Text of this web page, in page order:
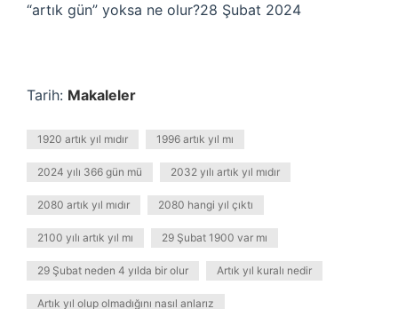
“artık gün” yoksa ne olur?28 Şubat 2024
Tarih: Makaleler
1920 artık yıl mıdır 1996 artık yıl mı
2024 yılı 366 gün mü 2032 yılı artık yıl mıdır
2080 artık yıl mıdır 2080 hangi yıl çıktı
2100 yılı artık yıl mı 29 Şubat 1900 var mı
29 Şubat neden 4 yılda bir olur Artık yıl kuralı nedir
Artık yıl olup olmadığını nasıl anlarız